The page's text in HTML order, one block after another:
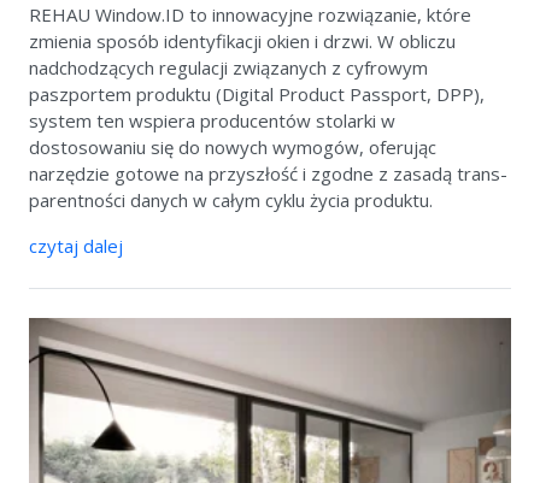
REHAU Window.ID to innowacyjne rozwiązanie, które
zmienia sposób identyfikacji okien i drzwi. W obliczu
nadchodzących regulacji związanych z cyfrowym
paszportem produktu (Digital Product Passport, DPP),
system ten wspiera producentów stolarki w
dostosowaniu się do nowych wymogów, oferując
narzędzie gotowe na przyszłość i zgodne z zasadą trans-
parentności danych w całym cyklu życia produktu.
czytaj dalej